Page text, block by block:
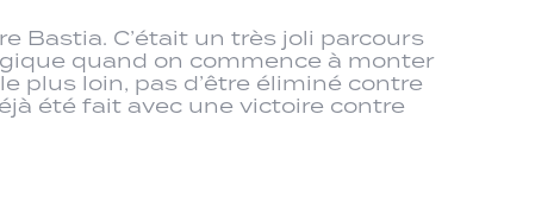
Bastia. C’était un très joli parcours
quand on commence à monter
plus loin, pas d’être éliminé contre
été fait avec une victoire contre